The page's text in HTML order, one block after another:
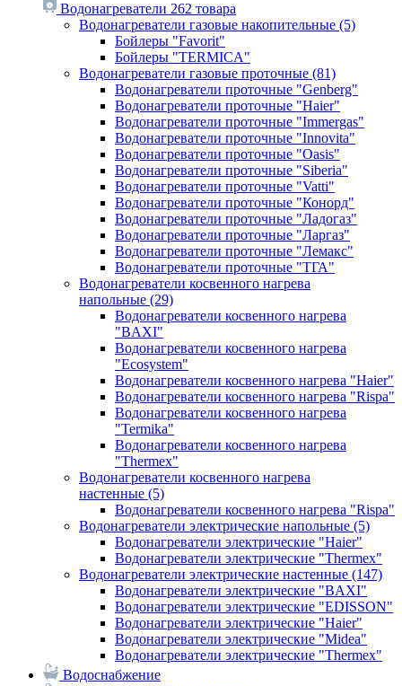
Водонагреватели 262 товара
Водонагреватели газовые накопительные (5)
Бойлеры "Favorit"
Бойлеры "TERMICA"
Водонагреватели газовые проточные (81)
Водонагреватели проточные "Genberg"
Водонагреватели проточные "Haier"
Водонагреватели проточные "Immergas"
Водонагреватели проточные "Innovita"
Водонагреватели проточные "Oasis"
Водонагреватели проточные "Siberia"
Водонагреватели проточные "Vatti"
Водонагреватели проточные "Конорд"
Водонагреватели проточные "Ладогаз"
Водонагреватели проточные "Ларгаз"
Водонагреватели проточные "Лемакс"
Водонагреватели проточные "ТГА"
Водонагреватели косвенного нагрева
напольные (29)
Водонагреватели косвенного нагрева
"BAXI"
Водонагреватели косвенного нагрева
"Ecosystem"
Водонагреватели косвенного нагрева "Haier"
Водонагреватели косвенного нагрева "Rispa"
Водонагреватели косвенного нагрева
"Termika"
Водонагреватели косвенного нагрева
"Thermex"
Водонагреватели косвенного нагрева
настенные (5)
Водонагреватели косвенного нагрева "Rispa"
Водонагреватели электрические напольные (5)
Водонагреватели электрические "Haier"
Водонагреватели электрические "Thermex"
Водонагреватели электрические настенные (147)
Водонагреватели электрические "BAXI"
Водонагреватели электрические "EDISSON"
Водонагреватели электрические "Haier"
Водонагреватели электрические "Midea"
Водонагреватели электрические "Thermex"
Водоснабжение